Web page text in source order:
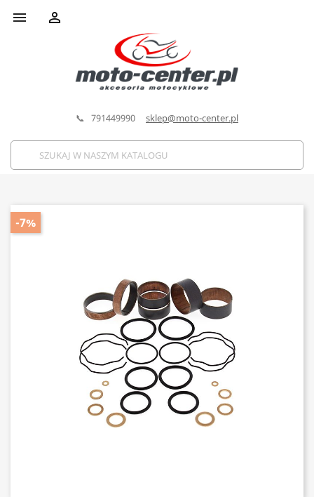
 
📞 791449990 sklep@moto-center.pl
-7%